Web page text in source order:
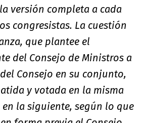
versión completa a cada
congresistas. La cuestión
que plantee el
del Consejo de Ministros a
Consejo en su conjunto,
y votada en la misma
en la siguiente, según lo que